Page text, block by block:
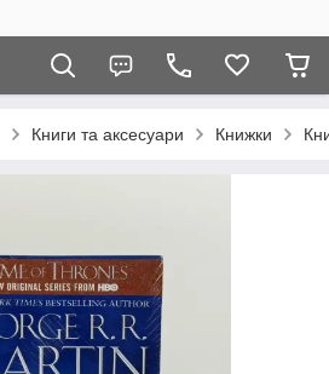
Книги та аксесуари Книжки